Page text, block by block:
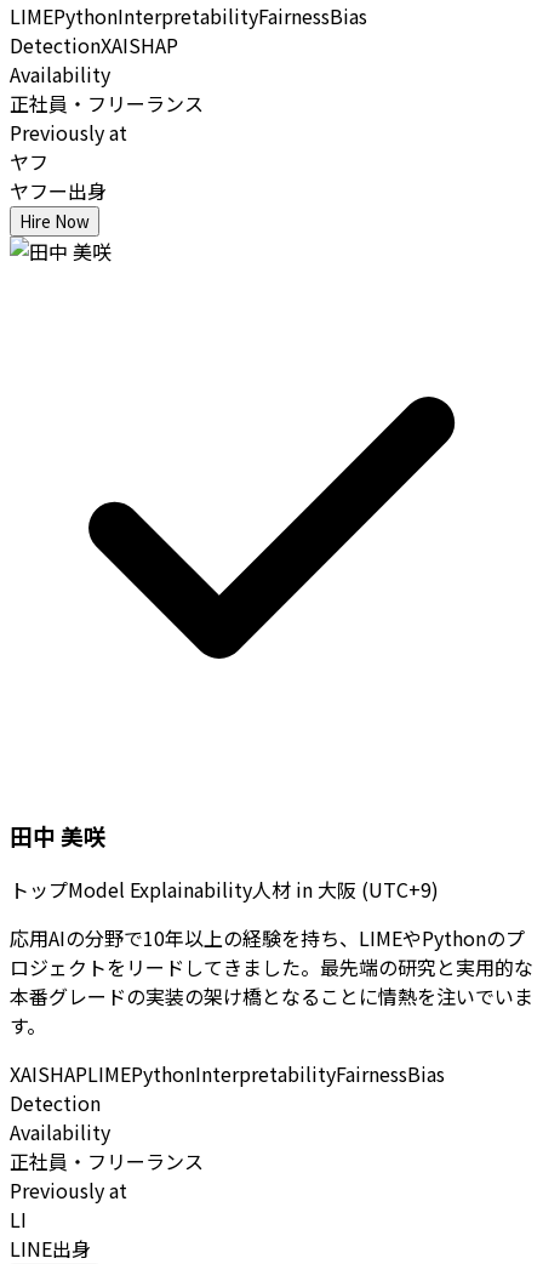
LIMEPythonInterpretabilityFairnessBias
DetectionXAISHAP
Availability
正社員・フリーランス
Previously at
ヤフ
ヤフー出身
Hire Now
田中 美咲
トップModel Explainability人材 in 大阪 (UTC+9)
応用AIの分野で10年以上の経験を持ち、LIMEやPythonのプ
ロジェクトをリードしてきました。最先端の研究と実用的な
本番グレードの実装の架け橋となることに情熱を注いでいま
す。
XAISHAPLIMEPythonInterpretabilityFairnessBias
Detection
Availability
正社員・フリーランス
Previously at
LI
LINE出身